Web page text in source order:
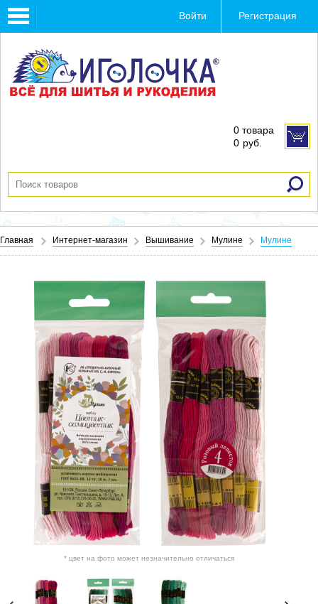
Toggle
navigation
Войти Регистрация
0 товара
0 руб.
Главная Интернет-магазин Вышивание Мулине Мулине
* цвет на фото может незначительно отличаться